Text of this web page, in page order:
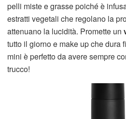
pelli miste e grasse poiché è
estratti vegetali che regolano la
attenuano la lucidità. Promette un
tutto il giorno e make up che dura
mini è perfetto da avere sempre
trucco!